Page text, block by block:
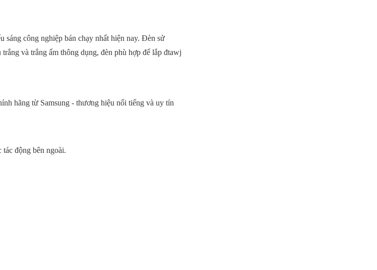
sáng công nghiệp bán chạy nhất hiện nay. Đèn sử
và trắng ấm thông dụng, đèn phù hợp để lắp đtawj
hãng từ Samsung - thương hiệu nổi tiếng và uy tín
động bên ngoài.